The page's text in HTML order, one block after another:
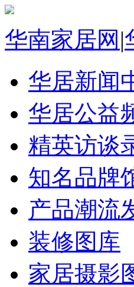
华南家居网 |
华居新闻
华居公益
精英访谈
知名品牌
产品潮流
装修图库
家居摄影